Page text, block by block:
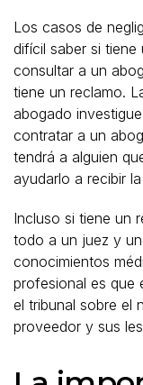
Los casos de
difícil saber si
consultar a un
tiene un reclamo.
abogado
contratar a un
tendrá a alguien
ayudarlo a recibir
Incluso si tiene un
todo a un juez y
conocimientos
profesional es que
el tribunal sobre el
proveedor y sus